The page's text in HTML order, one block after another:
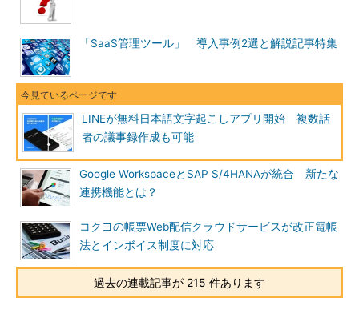
「SaaS管理ツール」 導入事例2選と解説記事特集
LINEが無料日本語文字起こしアプリ開始 複数話
者の議事録作成も可能
Google WorkspaceとSAP S/4HANAが統合 新たな
連携機能とは？
コクヨの帳票Web配信クラウドサービスが改正電帳
法とインボイス制度に対応
過去の連載記事が 215 件あります